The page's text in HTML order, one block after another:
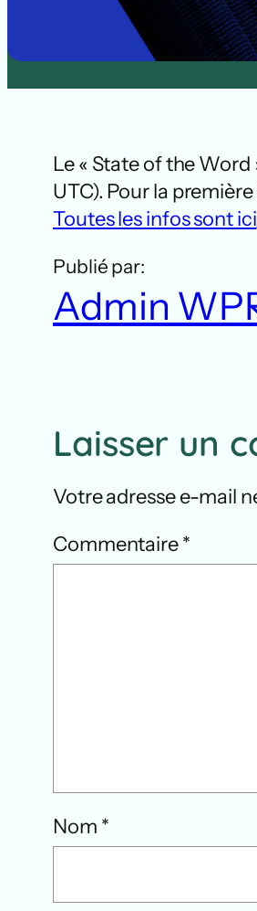
Le « State of the
UTC). Pour la
Toutes les infos sont ici
Publié par:
Admin
Laisser un
Votre adresse e-mail
Commentaire*
Nom *